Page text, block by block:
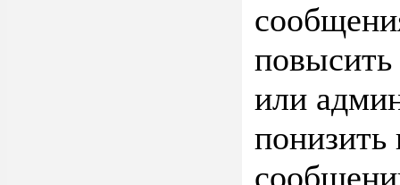
повысить
или
понизить